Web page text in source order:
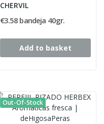
CHERVIL
€3.58 bandeja 40gr.
Add to basket
Out-Of-Stock